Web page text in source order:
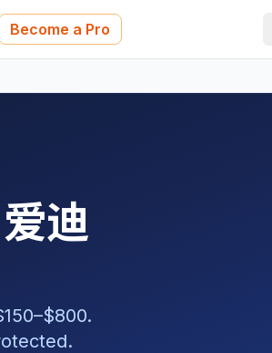
Become a Pro
迪